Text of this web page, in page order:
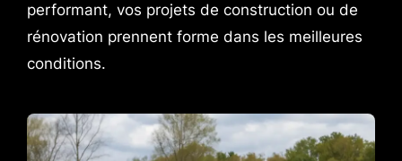
performant, vos projets de construction ou de
rénovation prennent forme dans les meilleures
conditions.